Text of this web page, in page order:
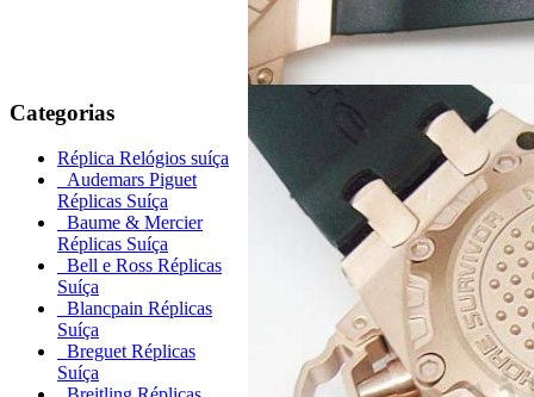
Categorias
Réplica Relógios suíça
Audemars Piguet
Réplicas Suíça
Baume & Mercier
Réplicas Suíça
Bell e Ross Réplicas
Suíça
Blancpain Réplicas
Suíça
Breguet Réplicas
Suíça